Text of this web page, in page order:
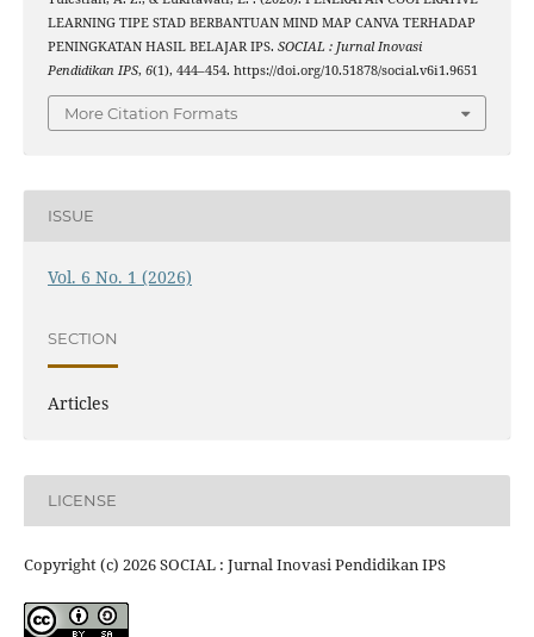
LEARNING TIPE STAD BERBANTUAN MIND MAP CANVA TERHADAP
PENINGKATAN HASIL BELAJAR IPS. SOCIAL : Jurnal Inovasi
Pendidikan IPS, 6(1), 444–454. https://doi.org/10.51878/social.v6i1.9651
More Citation Formats
ISSUE
Vol. 6 No. 1 (2026)
SECTION
Articles
LICENSE
Copyright (c) 2026 SOCIAL : Jurnal Inovasi Pendidikan IPS